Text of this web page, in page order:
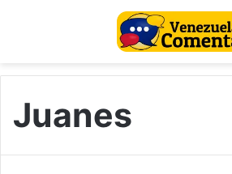
Juanes